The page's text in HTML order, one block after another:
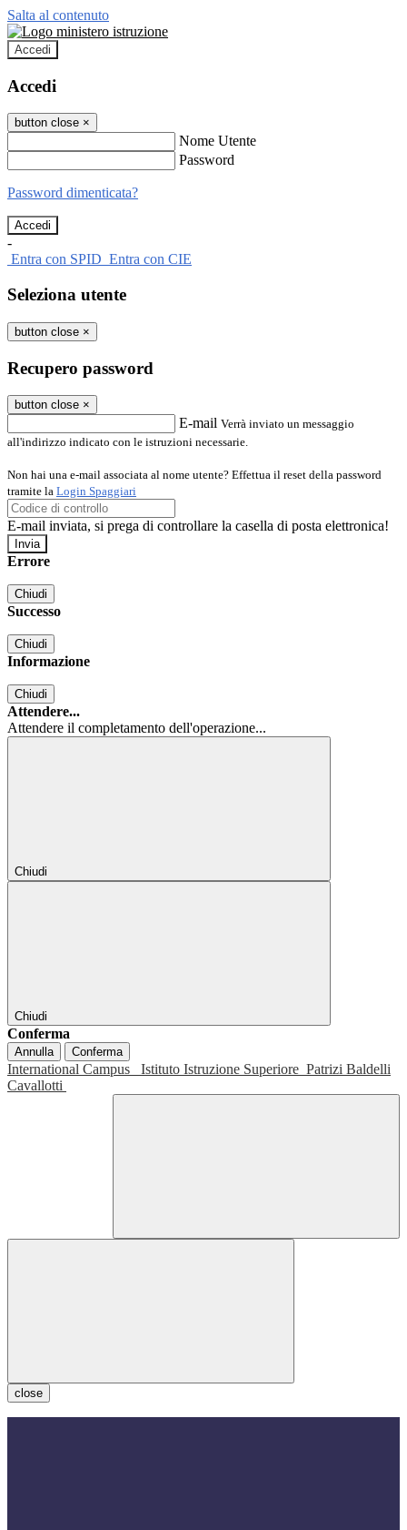
Salta al contenuto
Accedi
Accedi
button close ×
Nome Utente
Password
Password dimenticata?
-
Entra con SPID Entra con CIE
Seleziona utente
button close ×
Recupero password
button close ×
E-mail Verrà inviato un messaggio
all'indirizzo indicato con le istruzioni necessarie.
Non hai una e-mail associata al nome utente? Effettua il reset della password
tramite la Login Spaggiari
E-mail inviata, si prega di controllare la casella di posta elettronica!
Errore
Chiudi
Successo
Chiudi
Informazione
Chiudi
Attendere...
Attendere il completamento dell'operazione...
Chiudi
Chiudi
Conferma
Annulla Conferma
International Campus Istituto Istruzione Superiore Patrizi Baldelli
Cavallotti
close